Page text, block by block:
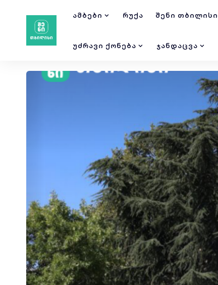
ᲐᲛᲑᲔᲑᲘ ᲠᲣᲥᲐ ᲨᲔᲜᲘ ᲗᲑᲘᲚᲘᲡᲘ
ᲣᲫᲠᲐᲕᲘ ᲥᲝᲜᲔᲑᲐ ᲯᲐᲜᲓᲐᲪᲕᲐ